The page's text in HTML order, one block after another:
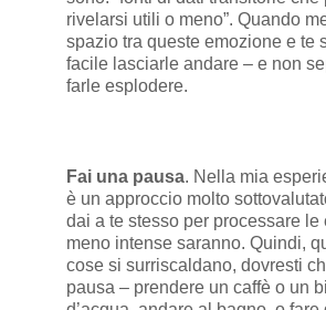
rivelarsi utili o meno”. Quando
spazio tra queste emozione e te
facile lasciarle andare – e non
farle esplodere.
Fai una pausa. Nella mia
è un approccio molto
dai a te stesso per processare le
meno intense saranno. Quindi,
cose si surriscaldano, dovresti
pausa – prendere un caffè o un